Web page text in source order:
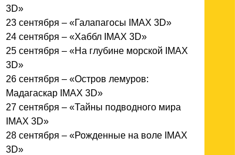
3D»
23 сентября – «Галапагосы IMAX 3D»
24 сентября – «Хаббл IMAX 3D»
25 сентября – «На глубине морской IMAX
3D»
26 сентября – «Остров лемуров:
Мадагаскар IMAX 3D»
27 сентября – «Тайны подводного мира
IMAX 3D»
28 сентября – «Рожденные на воле IMAX
3D»